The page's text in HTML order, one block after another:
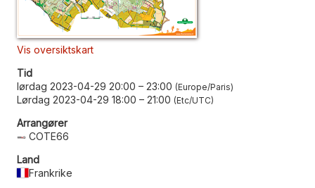
Vis oversiktskart
Tid
lørdag 2023-04-29 20:00 – 23:00 Europe/Paris
Lørdag 2023-04-29 18:00 – 21:00 Etc/UTC
Arrangører
COTE66
Land
Frankrike